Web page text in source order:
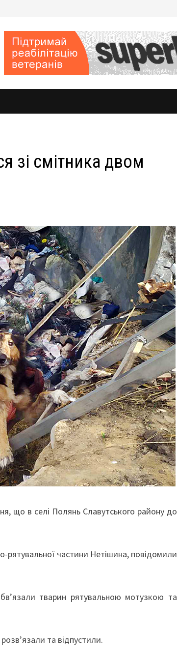
зі смітника двом
що в селі Полянь Славутського району до
рятувальної частини Нетішина, повідомили
тварин рятувальною мотузкою та
та відпустили.